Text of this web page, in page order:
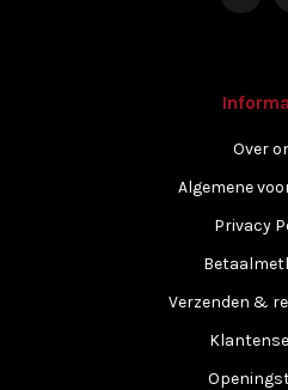
Over
Algemene
Privacy
Verzenden &